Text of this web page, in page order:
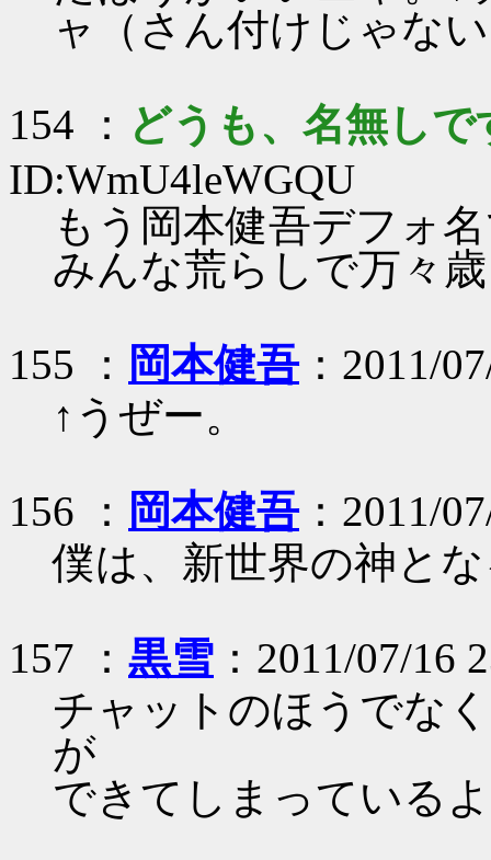
ャ（さん付けじゃな
154 ： どうも、名無しで
ID:WmU4leWGQU
もう岡本健吾デフォ
みんな荒らしで万々歳
155 ： 岡本健吾：2011/
↑うぜー。
156 ： 岡本健吾：2011/
僕は、新世界の神と
157 ： 黒雪 ：2011/07/16
チャットのほうでな
が
できてしまっている